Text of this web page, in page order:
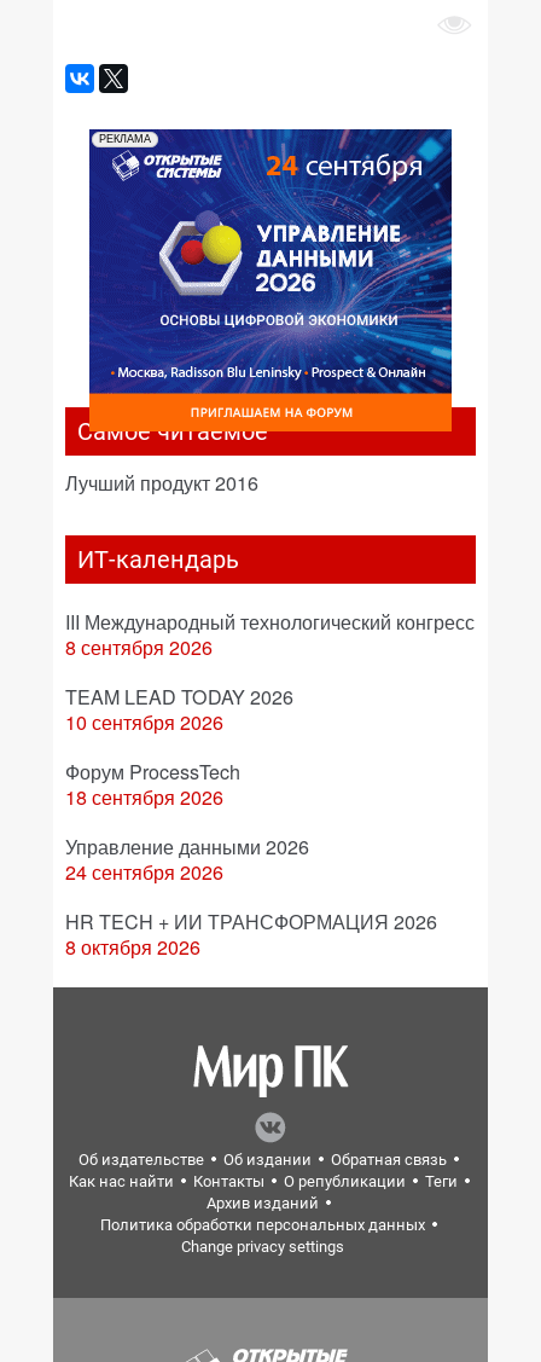
РЕКЛАМА
Самое читаемое
Лучший продукт 2016
ИТ-календарь
III Международный технологический конгресс
8 сентября 2026
TEAM LEAD TODAY 2026
10 сентября 2026
Форум ProcessTech
18 сентября 2026
Управление данными 2026
24 сентября 2026
HR TECH + ИИ ТРАНСФОРМАЦИЯ 2026
8 октября 2026
Об издательстве Об издании
Обратная связь
Как нас найти
Контакты О републикации
Теги
Архив изданий
Политика обработки персональных данных
Change privacy settings